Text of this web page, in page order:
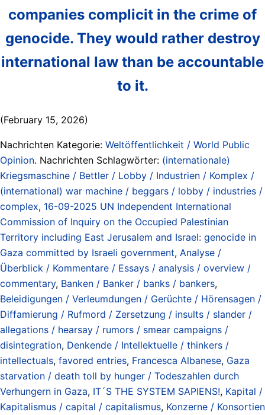
companies complicit in the crime of
genocide. They would rather destroy
international law than be accountable
to it.
(February 15, 2026)
Nachrichten Kategorie: Weltöffentlichkeit / World Public
Opinion. Nachrichten Schlagwörter: (internationale)
Kriegsmaschine / Bettler / Lobby / Industrien / Komplex /
(international) war machine / beggars / lobby / industries /
complex, 16-09-2025 UN Independent International
Commission of Inquiry on the Occupied Palestinian
Territory including East Jerusalem and Israel: genocide in
Gaza committed by Israeli government, Analyse /
Überblick / Kommentare / Essays / analysis / overview /
commentary, Banken / Banker / banks / bankers,
Beleidigungen / Verleumdungen / Gerüchte / Hörensagen /
Diffamierung / Rufmord / Zersetzung / insults / slander /
allegations / hearsay / rumors / smear campaigns /
disintegration, Denkende / Intellektuelle / thinkers /
intellectuals, favored entries, Francesca Albanese, Gaza
starvation / death toll by hunger / Todeszahlen durch
Verhungern in Gaza, IT´S THE SYSTEM SAPIENS!, Kapital /
Kapitalismus / capital / capitalismus, Konzerne / Konsortien